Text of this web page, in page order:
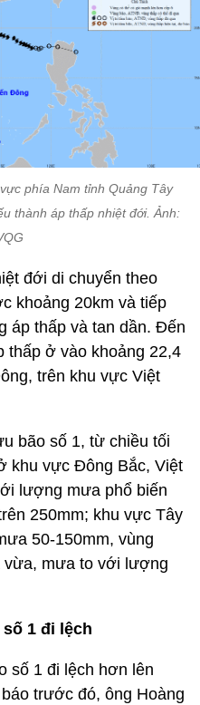
phía Nam tỉnh Quảng Tây
thành áp thấp nhiệt đới. Ảnh:
đới di chuyển theo
khoảng 20km và tiếp
áp thấp và tan dần. Đến
thấp ở vào khoảng 22,4
trên khu vực Việt
bão số 1, từ chiều tối
khu vực Đông Bắc, Việt
lượng mưa phổ biến
250mm; khu vực Tây
50-150mm, vùng
vừa, mưa to với lượng
1 đi lệch
số 1 đi lệch hơn lên
trước đó, ông Hoàng